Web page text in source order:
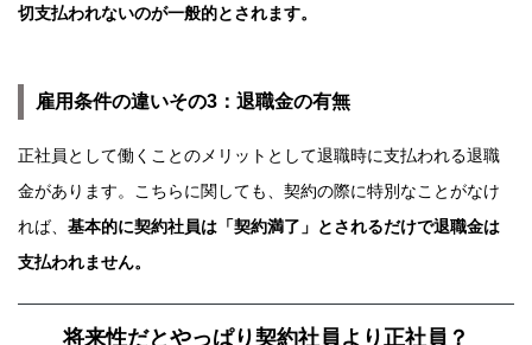
切支払われないのが一般的とされます。
雇用条件の違いその3：退職金の有無
正社員として働くことのメリットとして退職時に支払われる退職
金があります。こちらに関しても、契約の際に特別なことがなけ
れば、 基本的に契約社員は「契約満了」とされるだけで退職金は
支払われません。
将来性だとやっぱり契約社員より正社員？